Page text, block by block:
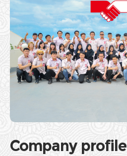
Company profile